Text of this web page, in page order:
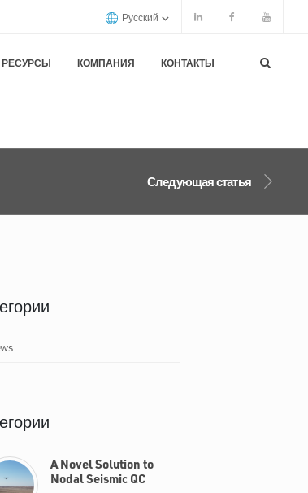
Русский
РЕСУРСЫ КОМПАНИЯ КОНТАКТЫ
Следующая статья
A Novel Solution to
Nodal Seismic QC